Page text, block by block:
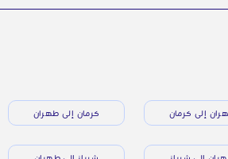
إلى كرمان كرمان إلى طهران